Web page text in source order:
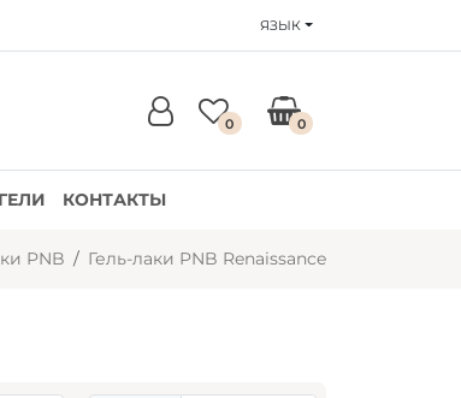
ЯЗЫК
0 0
ГЕЛИ КОНТАКТЫ
PNB Гель-лаки PNB Renaissance